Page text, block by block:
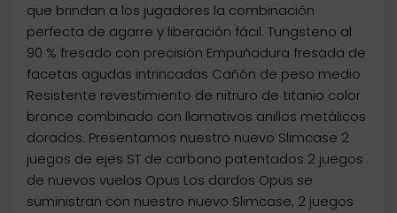
que brindan a los jugadores la combinación
perfecta de agarre y liberación fácil. Tungsteno al
90 % fresado con precisión Empuñadura fresada de
facetas agudas intrincadas Cañón de peso medio
Resistente revestimiento de nitruro de titanio color
bronce combinado con llamativos anillos metálicos
dorados. Presentamos nuestro nuevo Slimcase 2
juegos de ejes ST de carbono patentados 2 juegos
de nuevos vuelos Opus Los dardos Opus se
suministran con nuestro nuevo Slimcase, 2 juegos